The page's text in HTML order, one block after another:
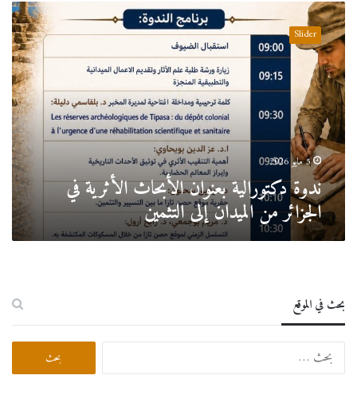
ن
د
و
ة
د
ك
ت
و
ر
ل
ي
ب
ع
ن
ا
ل
ب
Slider
5 مايو 2026
ندوة دكتورالية بعنوان الأبحاث الأثرية في
الجزائر من الميدان إلى التثمين
بحث في الموقع